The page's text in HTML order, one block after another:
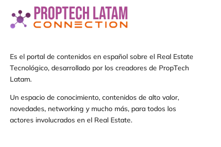
Es el portal de contenidos en español sobre el Real Estate
Tecnológico, desarrollado por los creadores de PropTech
Latam.
Un espacio de conocimiento, contenidos de alto valor,
novedades, networking y mucho más, para todos los
actores involucrados en el Real Estate.